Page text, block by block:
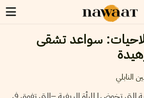
سواعد تشقى
النابلي